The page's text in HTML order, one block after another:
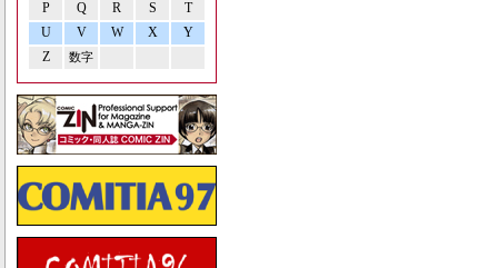
P Q R S
T
U
V W X
Y
Z
数字